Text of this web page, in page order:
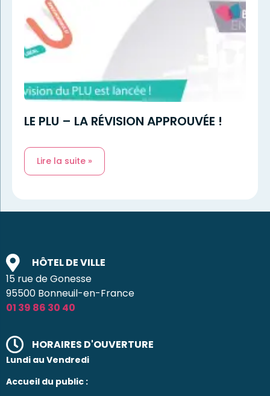
LE PLU – LA RÉVISION APPROUVÉE !
Lire la suite »
HÔTEL DE VILLE
15 rue de Gonesse
95500 Bonneuil-en-France
01 39 86 30 40
HORAIRES D'OUVERTURE
Lundi au Vendredi
Accueil du public :